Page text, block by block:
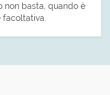
non basta, quando è